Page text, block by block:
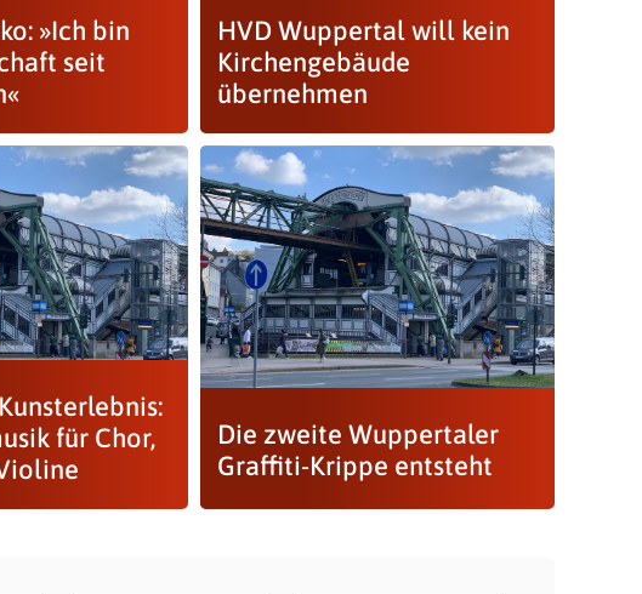
»Ich bin
seit
HVD Wuppertal will kein
Kirchengebäude
übernehmen
für Chor,
Die zweite Wuppertaler
Graffiti-Krippe entsteht